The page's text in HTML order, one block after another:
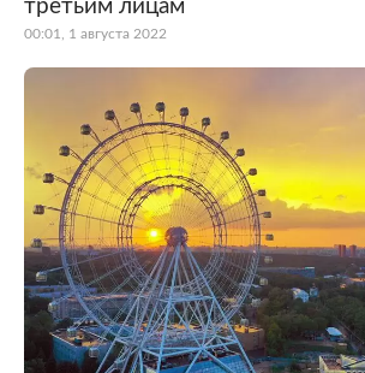
третьим лицам
00:01, 1 августа 2022